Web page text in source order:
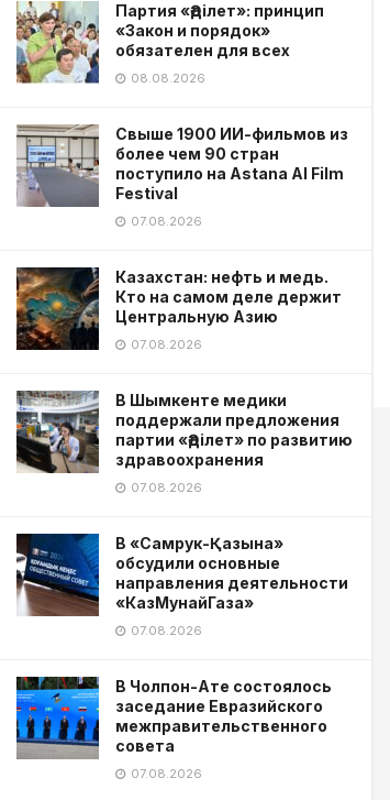
Партия «Әділет»: принцип
«Закон и порядок»
обязателен для всех
08.08.2026
Свыше 1900 ИИ-фильмов из
более чем 90 стран
поступило на Astana AI Film
Festival
07.08.2026
Казахстан: нефть и медь.
Кто на самом деле держит
Центральную Азию
07.08.2026
В Шымкенте медики
поддержали предложения
партии «Әділет» по развитию
здравоохранения
07.08.2026
В «Самрук-Қазына»
обсудили основные
направления деятельности
«КазМунайГаза»
07.08.2026
В Чолпон-Ате состоялось
заседание Евразийского
межправительственного
совета
07.08.2026